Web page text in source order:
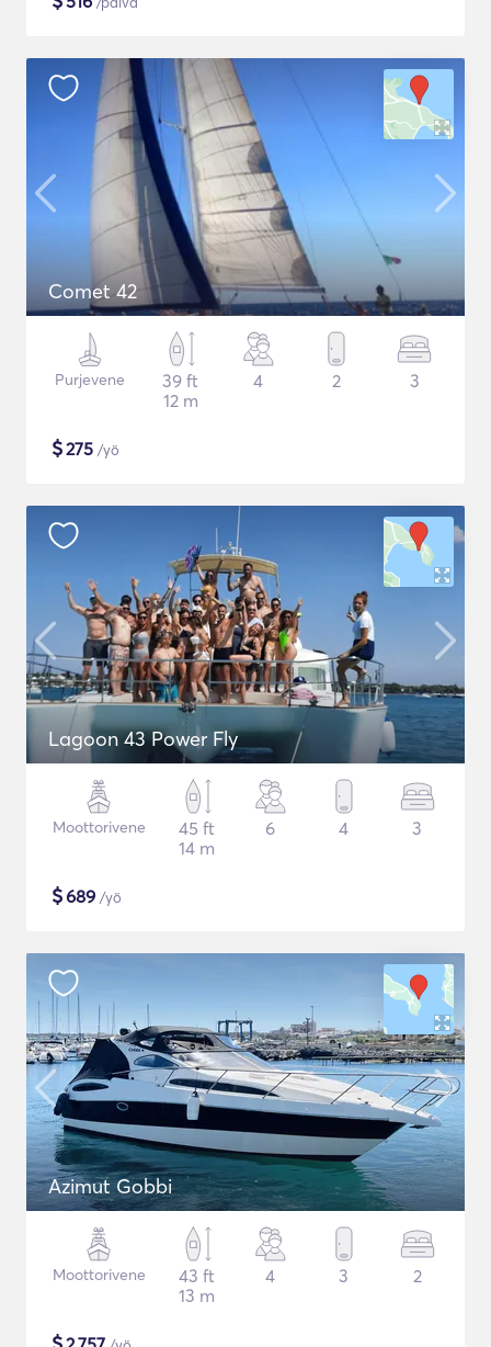
Comet 42
Purjevene
39 ft
12 m
4 2 3
$275 /yö
Lagoon 43 Power Fly
Moottorivene
45 ft
14 m
6 4 3
$689 /yö
Azimut Gobbi
Moottorivene
43 ft
13 m
4 3 2